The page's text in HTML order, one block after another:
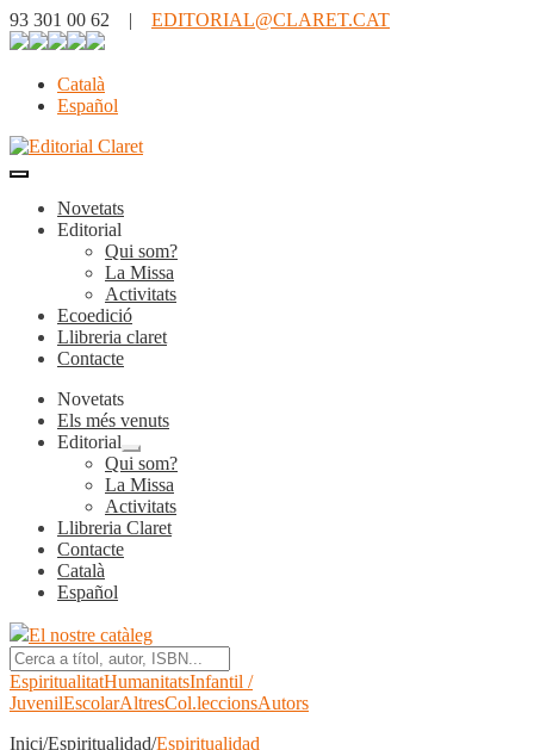
93 301 00 62 | EDITORIAL@CLARET.CAT
Català
Español
Novetats
Editorial
Qui som?
La Missa
Activitats
Ecoedició
Llibreria claret
Contacte
Novetats
Els més venuts
Editorial
Expandeix
el
menú
secundari
Qui som?
La Missa
Activitats
Llibreria Claret
Contacte
Català
Español
El nostre catàleg
EspiritualitatHumanitatsInfantil /
JuvenilEscolarAltresCol.leccionsAutors
Inici/Espiritualidad/Espiritualidad